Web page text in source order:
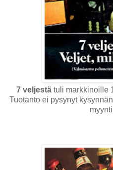
7 veljestä tuli markkinoille
Tuotanto ei pysynyt